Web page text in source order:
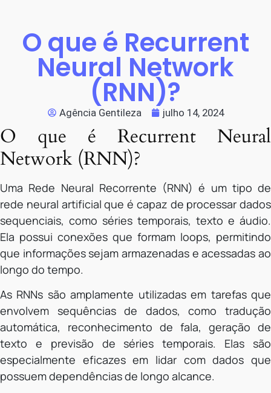
O que é Recurrent
Neural Network
(RNN)?
Agência Gentileza julho 14, 2024
O que é Recurrent Neural
Network (RNN)?
Uma Rede Neural Recorrente (RNN) é um tipo de
rede neural artificial que é capaz de processar dados
sequenciais, como séries temporais, texto e áudio.
Ela possui conexões que formam loops, permitindo
que informações sejam armazenadas e acessadas ao
longo do tempo.
As RNNs são amplamente utilizadas em tarefas que
envolvem sequências de dados, como tradução
automática, reconhecimento de fala, geração de
texto e previsão de séries temporais. Elas são
especialmente eficazes em lidar com dados que
possuem dependências de longo alcance.